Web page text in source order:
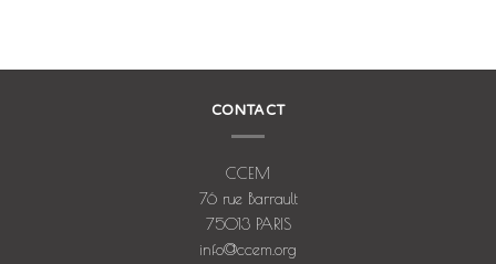
CONTACT
CCEM
76 rue Barrault
75013 PARIS
info@ccem.org